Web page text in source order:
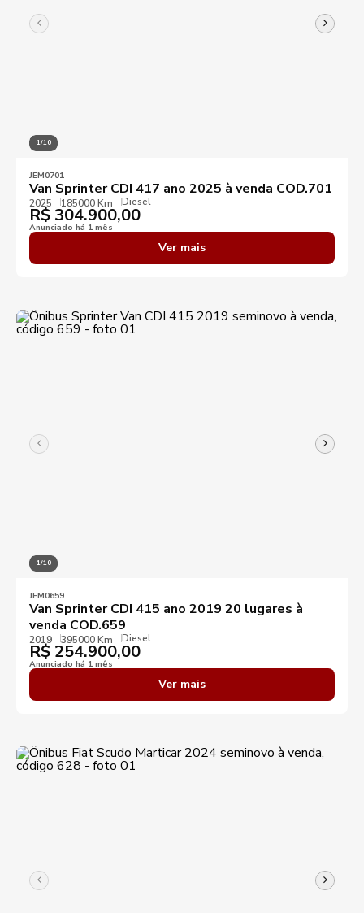
1/10
JEM0701
Van Sprinter CDI 417 ano 2025 à venda COD.701
2025 185000 Km Diesel
R$ 304.900,00
Anunciado há 1 mês
Ver mais
1/10
JEM0659
Van Sprinter CDI 415 ano 2019 20 lugares à
venda COD.659
2019 395000 Km Diesel
R$ 254.900,00
Anunciado há 1 mês
Ver mais